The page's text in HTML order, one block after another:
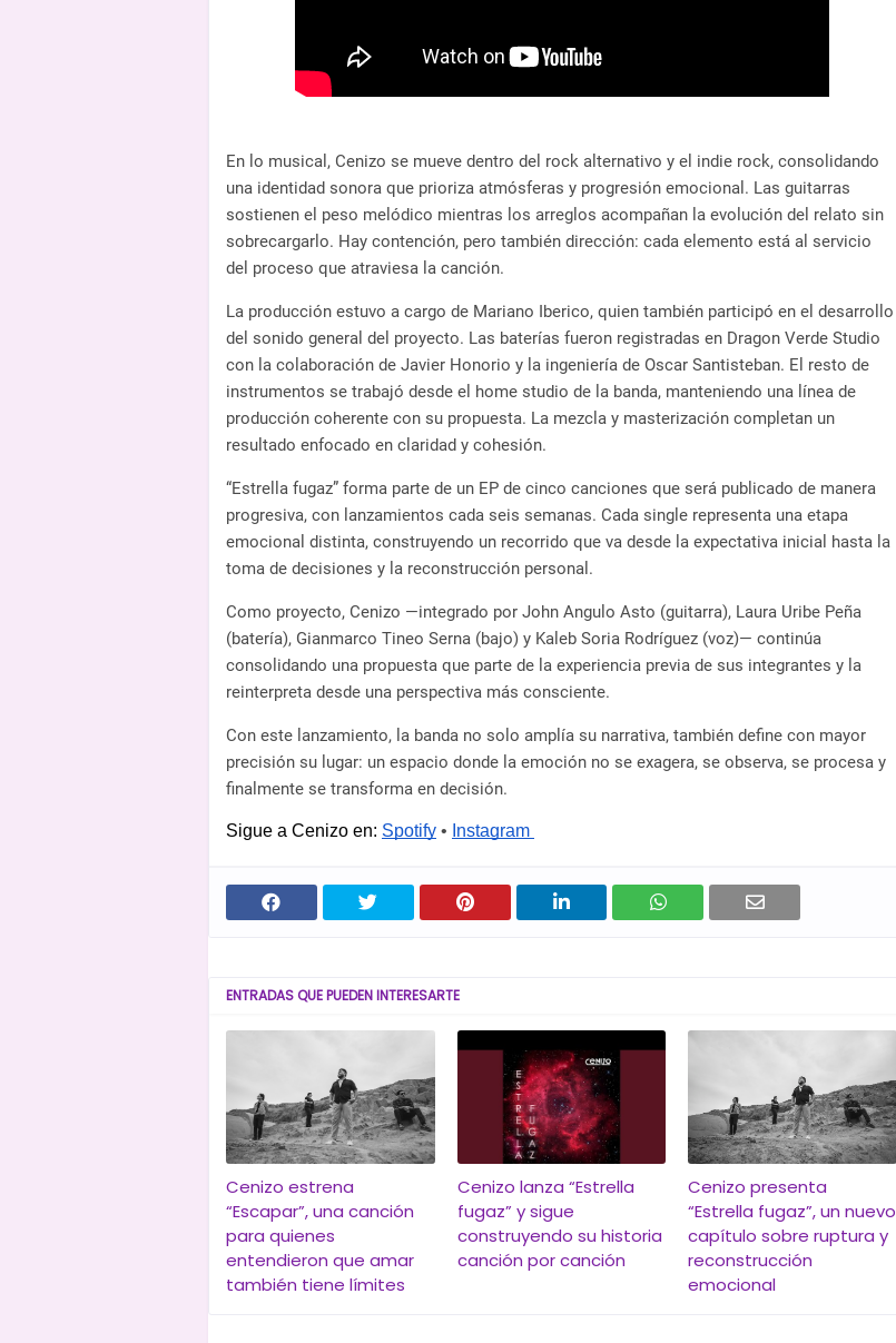
En lo musical, Cenizo se mueve dentro del rock alternativo y el indie rock, consolidando
una identidad sonora que prioriza atmósferas y progresión emocional. Las guitarras
sostienen el peso melódico mientras los arreglos acompañan la evolución del relato sin
sobrecargarlo. Hay contención, pero también dirección: cada elemento está al servicio
del proceso que atraviesa la canción.
La producción estuvo a cargo de Mariano Iberico, quien también participó en el desarrollo
del sonido general del proyecto. Las baterías fueron registradas en Dragon Verde Studio
con la colaboración de Javier Honorio y la ingeniería de Oscar Santisteban. El resto de
instrumentos se trabajó desde el home studio de la banda, manteniendo una línea de
producción coherente con su propuesta. La mezcla y masterización completan un
resultado enfocado en claridad y cohesión.
“Estrella fugaz” forma parte de un EP de cinco canciones que será publicado de manera
progresiva, con lanzamientos cada seis semanas. Cada single representa una etapa
emocional distinta, construyendo un recorrido que va desde la expectativa inicial hasta la
toma de decisiones y la reconstrucción personal.
Como proyecto, Cenizo —integrado por John Angulo Asto (guitarra), Laura Uribe Peña
(batería), Gianmarco Tineo Serna (bajo) y Kaleb Soria Rodríguez (voz)— continúa
consolidando una propuesta que parte de la experiencia previa de sus integrantes y la
reinterpreta desde una perspectiva más consciente.
Con este lanzamiento, la banda no solo amplía su narrativa, también define con mayor
precisión su lugar: un espacio donde la emoción no se exagera, se observa, se procesa y
finalmente se transforma en decisión.
Sigue a Cenizo en: Spotify • Instagram
ENTRADAS QUE PUEDEN INTERESARTE
Cenizo estrena
“Escapar”, una canción
para quienes
entendieron que amar
también tiene límites
Cenizo lanza “Estrella
fugaz” y sigue
construyendo su historia
canción por canción
Cenizo presenta
“Estrella fugaz”, un nuevo
capítulo sobre ruptura y
reconstrucción
emocional